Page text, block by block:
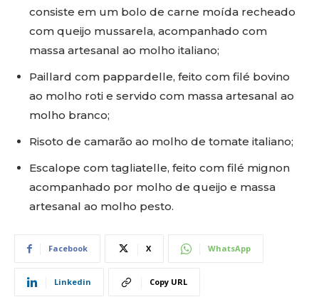
consiste em um bolo de carne moída recheado
com queijo mussarela, acompanhado com
massa artesanal ao molho italiano;
Paillard com pappardelle, feito com filé bovino
ao molho roti e servido com massa artesanal ao
molho branco;
Risoto de camarão ao molho de tomate italiano;
Escalope com tagliatelle, feito com filé mignon
acompanhado por molho de queijo e massa
artesanal ao molho pesto.
Facebook X WhatsApp
Linkedin Copy URL